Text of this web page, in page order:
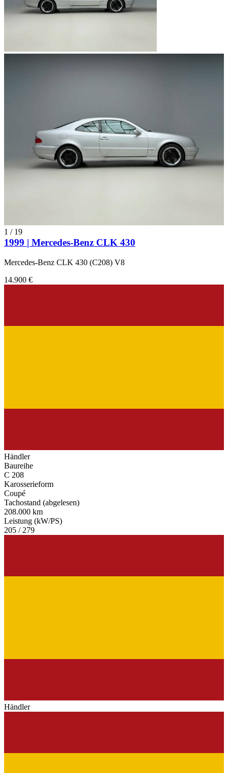
1 / 19
1999 | Mercedes-Benz CLK 430
Mercedes-Benz CLK 430 (C208) V8
14.900 €
Händler
Baureihe
C 208
Karosserieform
Coupé
Tachostand (abgelesen)
208.000 km
Leistung (kW/PS)
205 / 279
Händler